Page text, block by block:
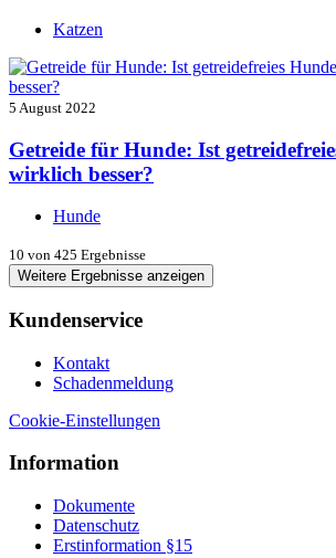
Katzen
5 August 2022
Getreide für Hunde: Ist
wirklich besser?
Hunde
10 von 425 Ergebnisse
Weitere Ergebnisse anzeigen
Kundenservice
Kontakt
Schadenmeldung
Cookie-Einstellungen
Information
Dokumente
Datenschutz
Erstinformation §15